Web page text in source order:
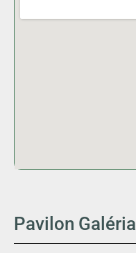
Pavilon Galéria